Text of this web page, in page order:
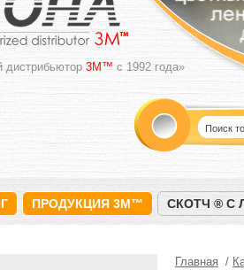
3M™ с 1992 года»
ПРОДУКЦИЯ 3M™ СКОТЧ ® С
Главная